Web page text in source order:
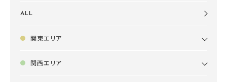
ALL
関東エリア
関西エリア